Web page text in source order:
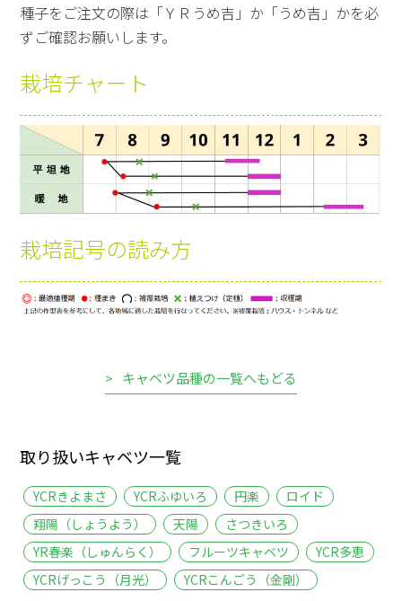
種子をご注文の際は「ＹＲうめ吉」か「うめ吉」かを必
ずご確認お願いします。
栽培チャート
栽培記号の読み方
キャベツ品種の一覧へもどる
取り扱いキャベツ一覧
YCRきよまさ YCRふゆいろ 円楽
ロイド
翔陽（しょうよう）
天陽
さつきいろ
YR春楽（しゅんらく）
フルーツキャベツ
YCR多恵
YCRげっこう（月光）
YCRこんごう（金剛）